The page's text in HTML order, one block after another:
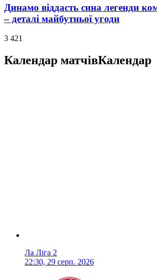
Динамо віддасть сина легенди
– деталі майбутньої угоди
3 421
Календар матчівКалендар
Ла Ліга 2
22:30, 29 серп. 2026